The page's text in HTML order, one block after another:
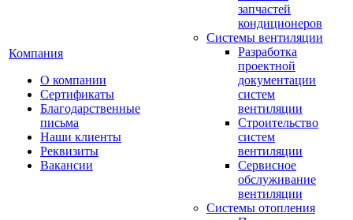
Компания
О компании
Сертификаты
Благодарственные
письма
Наши клиенты
Реквизиты
Вакансии
запчастей
кондиционеров
Системы вентиляции
Разработка
проектной
документации
систем
вентиляции
Строительство
систем
вентиляции
Сервисное
обслуживание
вентиляции
Системы отопления